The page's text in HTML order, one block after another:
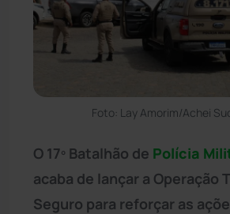
Foto: Lay Amorim/Achei
O 17º Batalhão de Polícia
acaba de lançar a Operação
Seguro para reforçar as